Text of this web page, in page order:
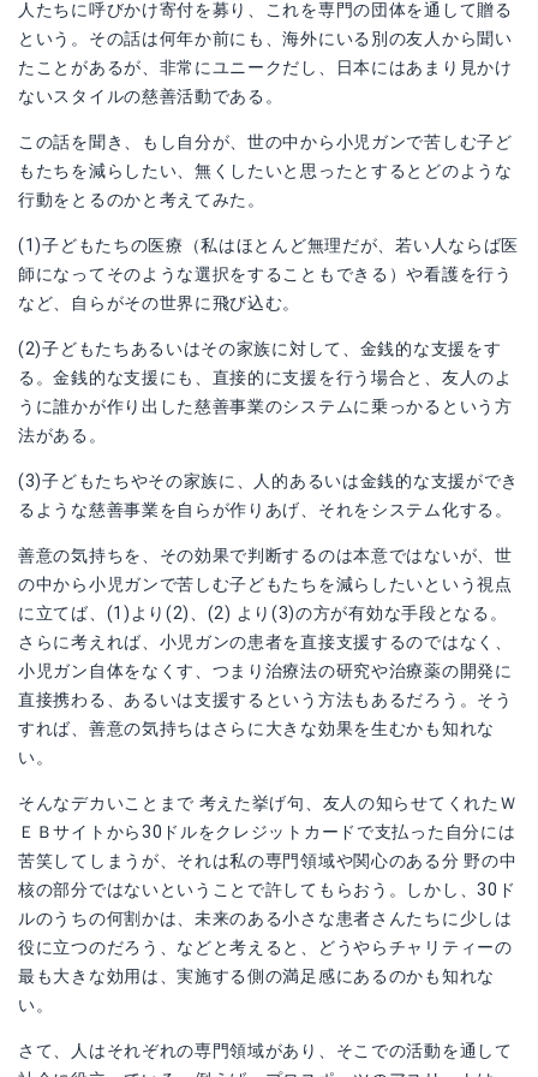
人たちに呼びかけ寄付を募り、これを専門の団体を通して贈る
という。その話は何年か前にも、海外にいる別の友人から聞い
たことがあるが、非常にユニークだし、日本にはあまり見かけ
ないスタイルの慈善活動である。
この話を聞き、もし自分が、世の中から小児ガンで苦しむ子ど
もたちを減らしたい、無くしたいと思ったとするとどのような
行動をとるのかと考えてみた。
(1)子どもたちの医療（私はほとんど無理だが、若い人ならば医
師になってそのような選択をすることもできる）や看護を行う
など、自らがその世界に飛び込む。
(2)子どもたちあるいはその家族に対して、金銭的な支援をす
る。金銭的な支援にも、直接的に支援を行う場合と、友人のよ
うに誰かが作り出した慈善事業のシステムに乗っかるという方
法がある。
(3)子どもたちやその家族に、人的あるいは金銭的な支援ができ
るような慈善事業を自らが作りあげ、それをシステム化する。
善意の気持ちを、その効果で判断するのは本意ではないが、世
の中から小児ガンで苦しむ子どもたちを減らしたいという視点
に立てば、(1)より(2)、(2) より(3)の方が有効な手段となる。
さらに考えれば、小児ガンの患者を直接支援するのではなく、
小児ガン自体をなくす、つまり治療法の研究や治療薬の開発に
直接携わる、あるいは支援するという方法もあるだろう。そう
すれば、善意の気持ちはさらに大きな効果を生むかも知れな
い。
そんなデカいことまで 考えた挙げ句、友人の知らせてくれたＷ
ＥＢサイトから30ドルをクレジットカードで支払った自分には
苦笑してしまうが、それは私の専門領域や関心のある分 野の中
核の部分ではないということで許してもらおう。しかし、30ド
ルのうちの何割かは、未来のある小さな患者さんたちに少しは
役に立つのだろう、などと考えると、どうやらチャリティーの
最も大きな効用は、実施する側の満足感にあるのかも知れな
い。
さて、人はそれぞれの専門領域があり、そこでの活動を通して